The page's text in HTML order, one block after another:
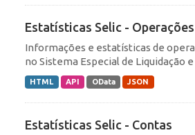
Estatísticas Selic - Operações
Informações e estatísticas de
no Sistema Especial de Liquidação
HTML API OData JSON
Estatísticas Selic - Contas